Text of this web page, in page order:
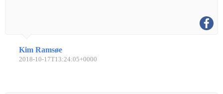
Kim Ramsøe
2018-10-17T13:24:05+0000